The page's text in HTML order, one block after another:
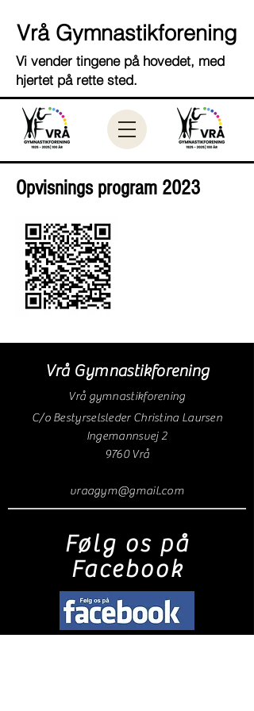
Vrå Gymnastikforening
Vi vender tingene på hovedet, med
hjertet på rette sted.
Opvisnings program 2023
Vrå Gymnastikforening
Vrå gymnastikforening
C/o Bestyrselsleder Christina Laursen
Ingemannsvej 2
9760 Vrå
vraagym@gmail.com
Følg os på
Facebook